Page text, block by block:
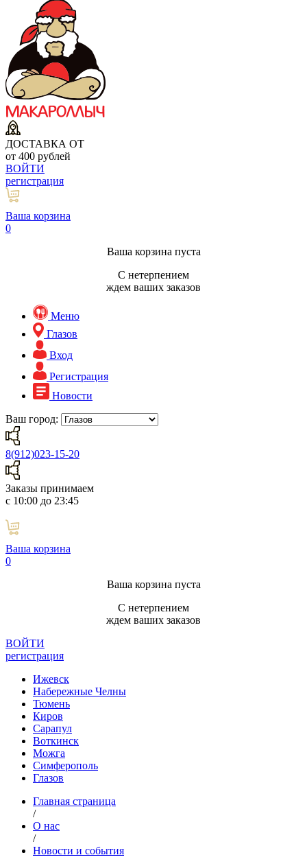
ДОСТАВКА ОТ
от 400 рублей
ВОЙТИ
регистрация
Ваша корзина
0
Ваша корзина пуста
С нетерпением
ждем ваших заказов
Меню
Глазов
Вход
Регистрация
Новости
Ваш город:
8(912)023-15-20
Заказы принимаем
с 10:00 до 23:45
Ваша корзина
0
Ваша корзина пуста
С нетерпением
ждем ваших заказов
ВОЙТИ
регистрация
Ижевск
Набережные Челны
Тюмень
Киров
Сарапул
Воткинск
Можга
Симферополь
Глазов
Главная страница
/
О нас
/
Новости и события